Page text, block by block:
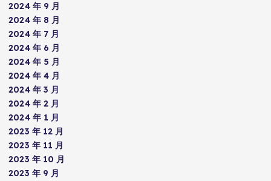
2024 年 9 月
2024 年 8 月
2024 年 7 月
2024 年 6 月
2024 年 5 月
2024 年 4 月
2024 年 3 月
2024 年 2 月
2024 年 1 月
2023 年 12 月
2023 年 11 月
2023 年 10 月
2023 年 9 月